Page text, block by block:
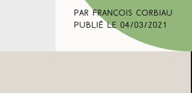
Par François Corbiau
Publié le 04/03/2021